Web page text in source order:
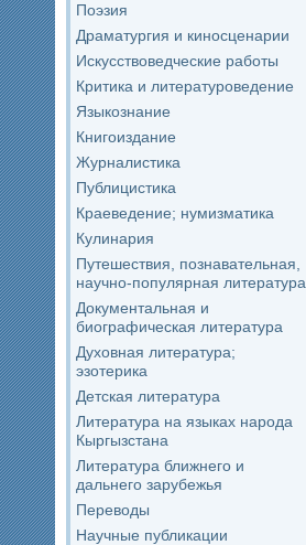
Поэзия
Драматургия и киносценарии
Искусствоведческие работы
Критика и литературоведение
Языкознание
Книгоиздание
Журналистика
Публицистика
Краеведение; нумизматика
Кулинария
Путешествия, познавательная,
научно-популярная литература
Документальная и
биографическая литература
Духовная литература;
эзотерика
Детская литература
Литература на языках народа
Кыргызстана
Литература ближнего и
дальнего зарубежья
Переводы
Научные публикации